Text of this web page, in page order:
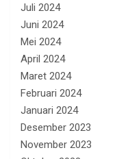
Juli 2024
Juni 2024
Mei 2024
April 2024
Maret 2024
Februari 2024
Januari 2024
Desember 2023
November 2023